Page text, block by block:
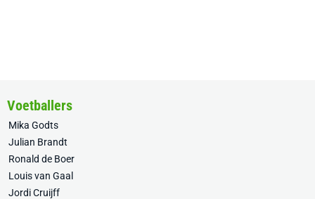
Voetballers
Mika Godts
Julian Brandt
Ronald de Boer
Louis van Gaal
Jordi Cruijff